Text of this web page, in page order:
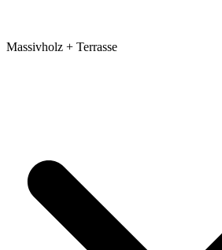
Massivholz + Terrasse